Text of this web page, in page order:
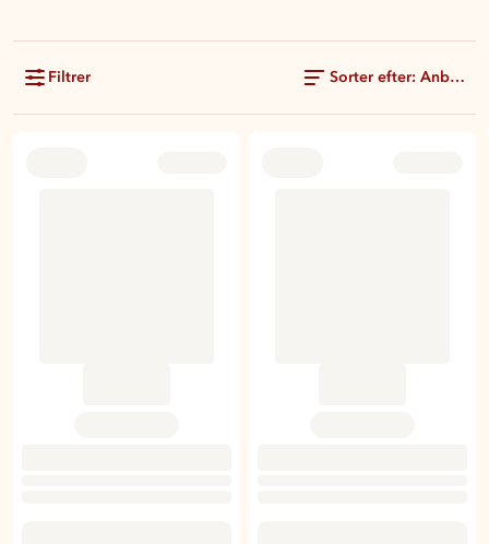
Filtrer Sorter efter: